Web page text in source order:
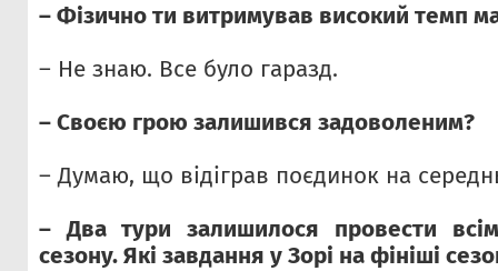
– Фізично ти витримував високий темп
– Не знаю. Все було гаразд.
– Своєю грою залишився задоволеним?
– Думаю, що відіграв поєдинок на
– Два тури залишилося провести
сезону. Які завдання у Зорі на фініші